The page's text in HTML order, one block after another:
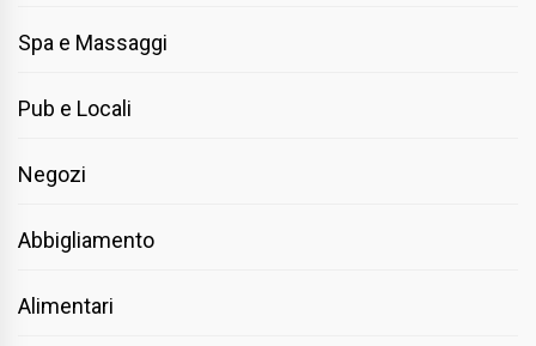
Spa e Massaggi
Pub e Locali
Negozi
Abbigliamento
Alimentari